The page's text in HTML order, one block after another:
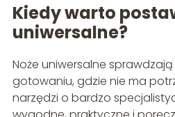
Kiedy warto
uniwersalne?
Noże uniwersalne
gotowaniu, gdzie nie ma
narzędzi o bardzo